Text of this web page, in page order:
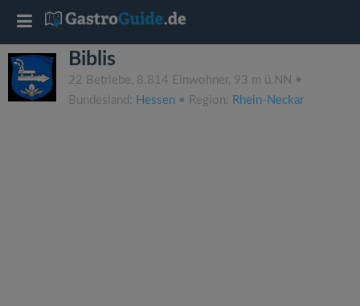
Biblis
22 Betriebe, 8.814 Einwohner, 93 m ü.NN •
Bundesland: Hessen • Region: Rhein-Neckar
T
g